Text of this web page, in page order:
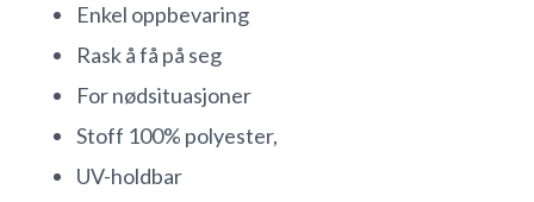
Enkel oppbevaring
Rask å få på seg
For nødsituasjoner
Stoff 100% polyester,
UV-holdbar